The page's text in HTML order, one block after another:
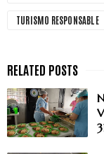
TURISMO RESPONSABLE